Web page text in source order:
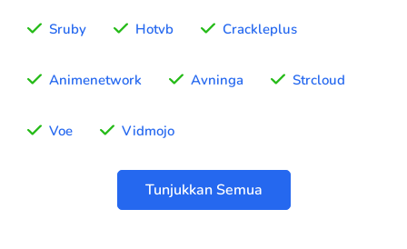
Sruby Hotvb Crackleplus
Animenetwork Avninga Strcloud
Voe Vidmojo
Tunjukkan Semua